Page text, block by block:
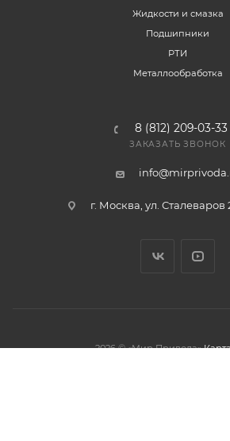
Жидкости и смазка
Подшипники
РТИ
Металлообработка
8 (812) 209-03-33
ЗАКАЗАТЬ ЗВОНОК
г. Москва, ул. Сталеваров
2026 © «Мир Привода»